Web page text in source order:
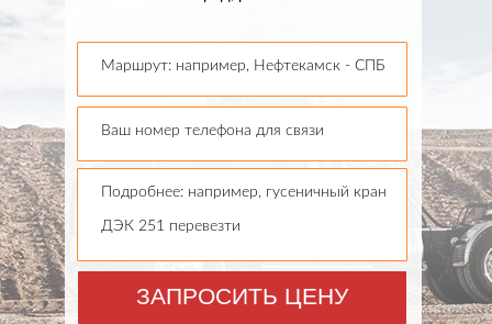
ЗАПРОСИТЬ ЦЕНУ
Маршрут: например, Нефтекамск - СПБ
Ваш номер телефона для связи
Подробнее: например, гусеничный кран
ДЭК 251 перевезти